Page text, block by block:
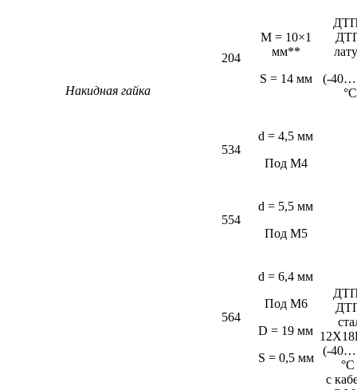
Накидная гайка
204
M = 10×1
мм**
S = 14 мм
(-
534
d = 4,5 мм
Под М4
(-
°C
c
554
d = 5,5 мм
Под М5
564
d = 6,4 мм
Под М6
D = 19 мм
S = 0,5 мм